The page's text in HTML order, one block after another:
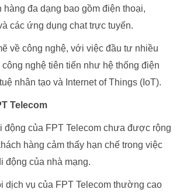
hàng đa dạng bao gồm điện thoại,
các ứng dụng chat trực tuyến.
về công nghệ, với việc đầu tư nhiều
nghệ tiên tiến như hệ thống điện
nhân tạo và Internet of Things (IoT).
Telecom
động của FPT Telecom chưa được rộng
hàng cảm thấy hạn chế trong việc
động của nhà mạng.
dịch vụ của FPT Telecom thường cao